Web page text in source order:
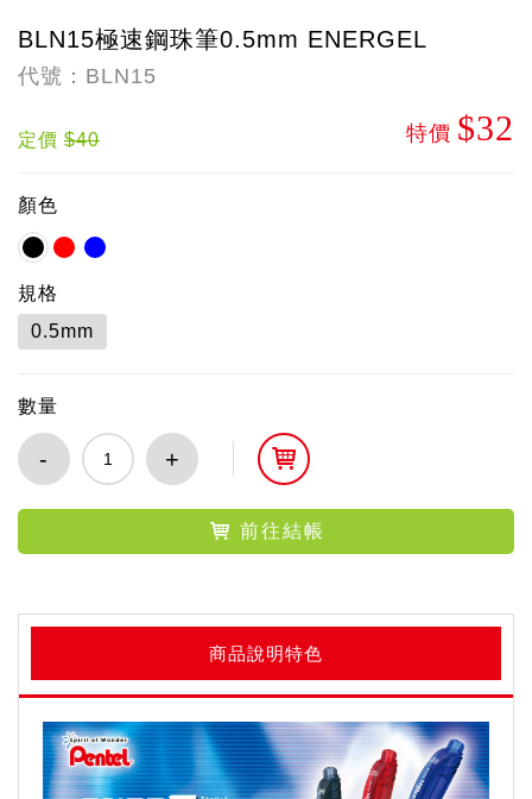
BLN15極速鋼珠筆0.5mm ENERGEL
代號：BLN15
定價 $40 特價 $32
顏色
規格
0.5mm
數量
- +
前往結帳
商品說明特色